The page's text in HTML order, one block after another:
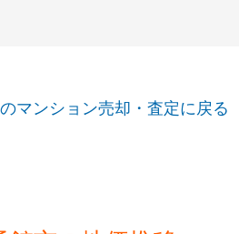
マンション売却・査定に戻る